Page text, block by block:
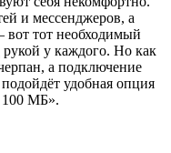
и мессенджеров, а
вот тот необходимый
у каждого. Но как
а подключение
удобная опция
100 МБ».